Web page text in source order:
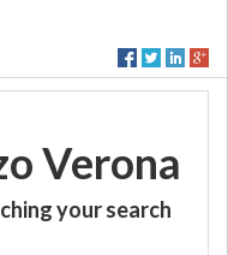
Verona
your search